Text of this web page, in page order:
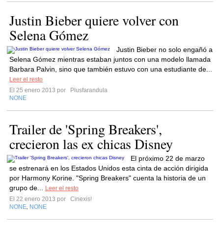
Justin Bieber quiere volver con
Selena Gómez
Justin Bieber no solo engañó a
Selena Gómez mientras estaban juntos con una modelo llamada
Barbara Palvin, sino que también estuvo con una estudiante de...
Leer el resto
El 25 enero 2013 por
Plusfarandula
NONE
Trailer de 'Spring Breakers',
crecieron las ex chicas Disney
El próximo 22 de marzo
se estrenará en los Estados Unidos esta cinta de acción dirigida
por Harmony Korine. "Spring Breakers" cuenta la historia de un
grupo de...
Leer el resto
El 22 enero 2013 por
Cinexis!
NONE NONE